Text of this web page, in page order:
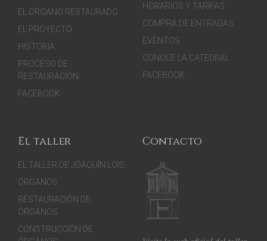
EL ÓRGANO RESTAURADO
EL PROYECTO
HISTORIA
PROCESO DE
RESTAURACIÓN
FACEBOOK
HORARIOS Y TARIFAS
COMPRA DE ENTRADAS
EVENTOS
CONOCE LA CATEDRAL
FACEBOOK
El taller
EL TALLER DE JOAQUÍN LOIS
ÓRGANOS
RESTAURACIÓN DE
ÓRGANOS
CONSTRUCCIÓN DE
Contacto